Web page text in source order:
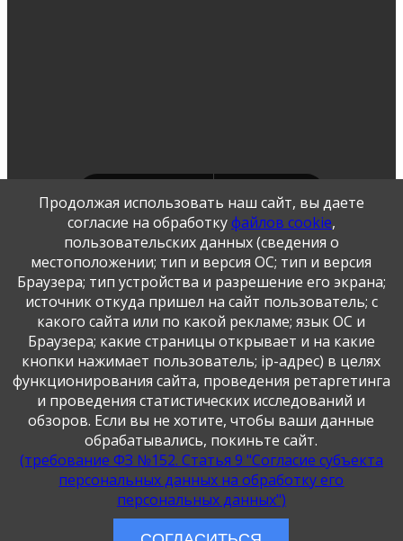
Публикация персональных данных, в том числе
фотографий, производится в соответствии с
Федеральным законом от 27.07.2006 г. № 152-ФЗ " О
персональных данных", с согласия субъекта персональных
данных".
Продолжая использовать наш сайт, вы даете
согласие на обработкуфайлов cookie,
пользовательских данных (сведения о
местоположении; тип и версия ОС; тип и версия
Браузера; тип устройства и разрешение его экрана;
источник откуда пришел на сайт пользователь; с
какого сайта или по какой рекламе; язык ОС и
Браузера; какие страницы открывает и на какие
кнопки нажимает пользователь; ip-адрес) в целях
функционирования сайта, проведения ретаргетинга
и проведения статистических исследований и
обзоров. Если вы не хотите, чтобы ваши данные
обрабатывались, покиньте сайт.
(требование ФЗ №152. Статья 9 "Согласие субъекта
персональных данных на обработку его
персональных данных")